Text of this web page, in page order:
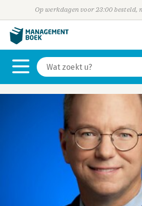
Op werkdagen voor 23:00 besteld,